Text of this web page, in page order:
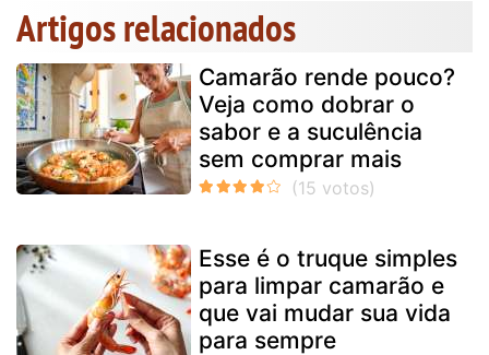
Artigos relacionados
Camarão rende pouco?
Veja como dobrar o
sabor e a suculência
sem comprar mais
Esse é o truque simples
para limpar camarão e
que vai mudar sua vida
para sempre